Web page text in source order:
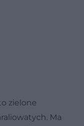
zielone
Ma